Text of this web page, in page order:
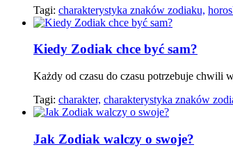
Tagi: charakterystyka znaków zodiaku,
Kiedy Zodiak chce być ­­sam?
Każdy od czasu do czasu potrzebuje chwili
Tagi: charakter, charakterystyka znaków
Jak Zodiak walczy o swoje?